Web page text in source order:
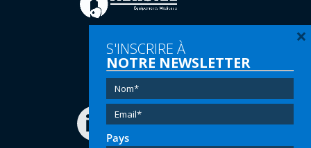
Tel:(+34) 91 616 60 00
Email:info@hersill.com
S'INSCRIRE À
NOTRE NEWSLETTER
Pays
×